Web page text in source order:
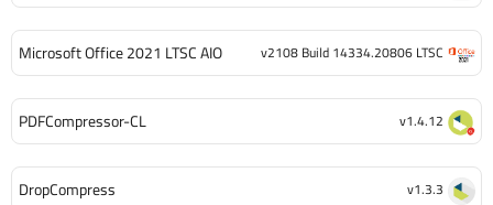
Microsoft Office 2021 LTSC AIO v2108 Build 14334.20806 LTSC
PDFCompressor-CL v1.4.12
DropCompress v1.3.3